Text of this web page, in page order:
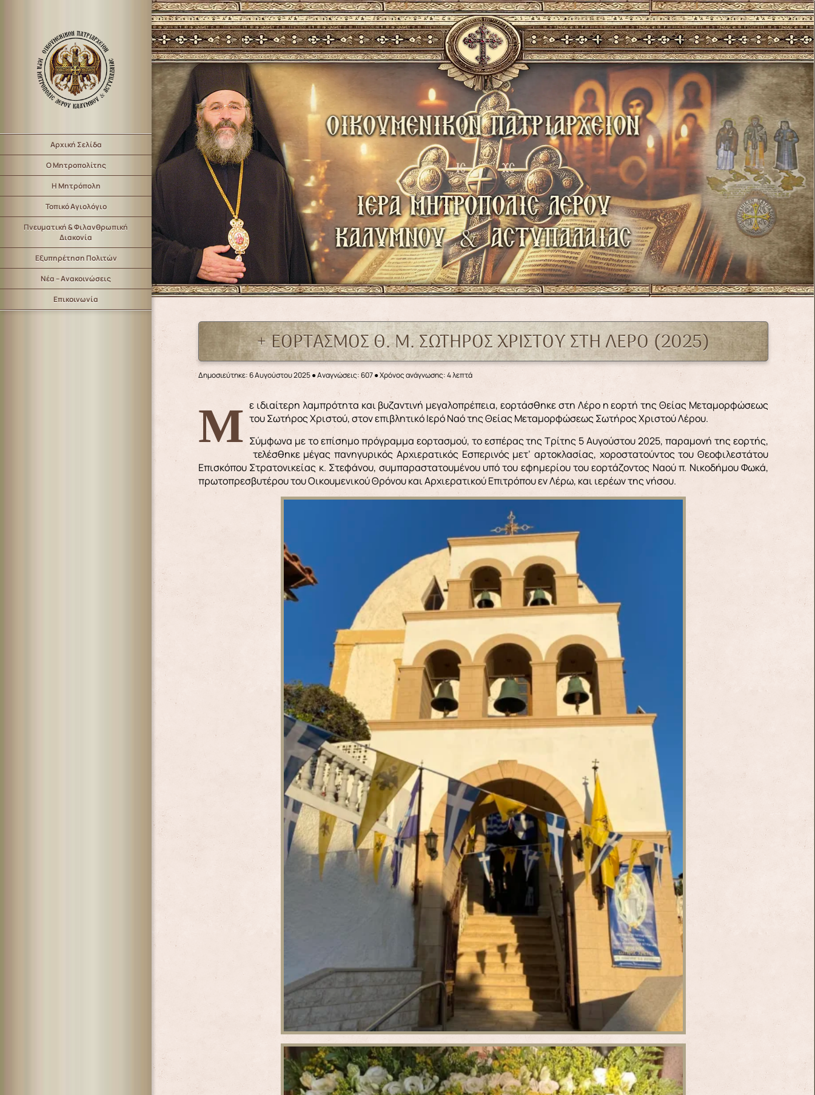
Αρχική Σελίδα
Ο Μητροπολίτης
Η Μητρόπολη
Τοπικό Αγιολόγιο
Πνευματική & Φιλανθρωπική
Διακονία
Εξυπηρέτηση Πολιτών
Νέα – Ανακοινώσεις
Επικοινωνία
+ ΕΟΡΤΑΣΜΟΣ Θ. Μ. ΣΩΤΗΡΟΣ ΧΡΙΣΤΟΥ ΣΤΗ ΛΕΡΟ (2025)
Δημοσιεύτηκε: 6 Αυγούστου 2025●Αναγνώσεις: 607● Χρόνος ανάγνωσης: 4 λεπτά
Με ιδιαίτερη λαμπρότητα και βυζαντινή μεγαλοπρέπεια, εορτάσθηκε στη Λέρο η εορτή της Θείας Μεταμορφώσεως του Σωτήρος Χριστού, στον επιβλητικό Ιερό Ναό της Θείας Μεταμορφώσεως Σωτήρος Χριστού Λέρου.
Σύμφωνα με το επίσημο πρόγραμμα εορτασμού, το εσπέρας της Τρίτης 5 Αυγούστου 2025, παραμονή της εορτής,
τελέσθηκε μέγας πανηγυρικός Αρχιερατικός Εσπερινός μετ’ αρτοκλασίας, χοροστατούντος του Θεοφιλεστάτου
Επισκόπου Στρατονικείας κ. Στεφάνου, συμπαραστατουμένου υπό του εφημερίου του εορτάζοντος Ναού π. Νικοδήμου Φωκά,
πρωτοπρεσβυτέρου του Οικουμενικού Θρόνου και Αρχιερατικού Επιτρόπου εν Λέρω, και ιερέων της νήσου.